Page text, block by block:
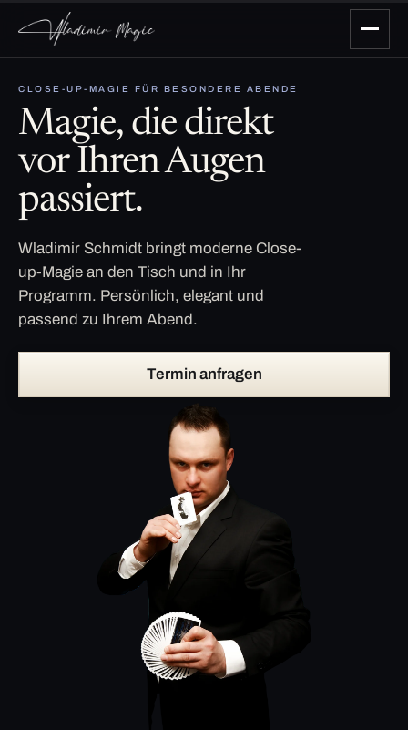
CLOSE-UP-MAGIE FÜR BESONDERE ABENDE
Magie, die direkt
vor Ihren Augen
passiert.
Wladimir Schmidt bringt moderne Close-
up-Magie an den Tisch und in Ihr
Programm. Persönlich, elegant und
passend zu Ihrem Abend.
Termin anfragen